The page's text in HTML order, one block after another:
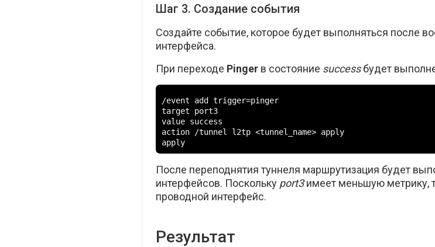
Шаг 3. Создание события
Создайте событие, которое будет выполняться после
интерфейса.
При переходе Pingerв состояние successбудет
/event add trigger=pinger
target port3
value success
action /tunnel l2tp <tunnel_name> apply
apply
После переподнятия туннеля маршрутизация будет
интерфейсов. Поскольку port3имеет меньшую метрику,
проводной интерфейс.
Результат